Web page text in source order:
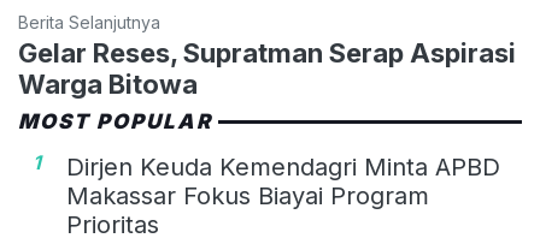
Berita Selanjutnya
Gelar Reses, Supratman Serap Aspirasi
Warga Bitowa
MOST POPULAR
1
Dirjen Keuda Kemendagri Minta APBD
Makassar Fokus Biayai Program
Prioritas